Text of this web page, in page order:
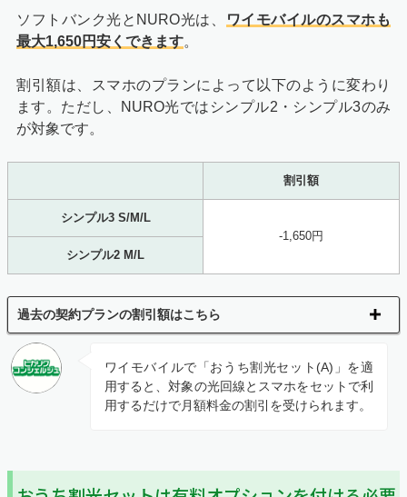
ソフトバンク光とNURO光は、
ワイモバイルのスマホも
最大1,650円安くできます。
割引額は、スマホのプランによって以下のように変わり
ます。ただし、NURO光ではシンプル2・シンプル3のみ
が対象です。
割引額
シンプル3 S/M/L
-1,650円
シンプル2 M/L
過去の契約プランの割引額はこちら
ワイモバイルで「おうち割光セット(A)」を適
用すると、対象の光回線とスマホをセットで利
用するだけで月額料金の割引を受けられます。